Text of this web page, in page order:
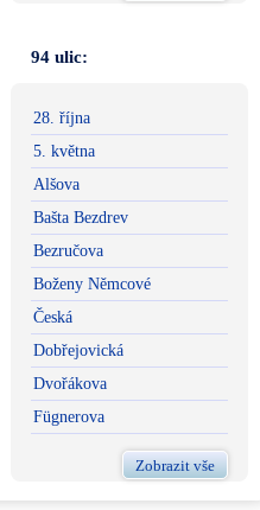
94 ulic:
28. října
5. května
Alšova
Bašta Bezdrev
Bezručova
Boženy Němcové
Česká
Dobřejovická
Dvořákova
Fügnerova
Zobrazit vše